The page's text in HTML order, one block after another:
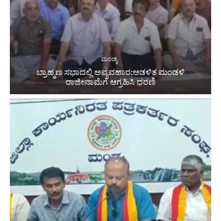
ಮಂಡ್ಯ
ಬ್ರಾಹ್ಮಣ ಸಭಾದಲ್ಲಿ ಅವ್ಯವಹಾರ:ಆಡಳಿತ ಮಂಡಳಿ
ರಾಜೀನಾಮೆಗೆ ಆಗ್ರಹಿಸಿ ಧರಣಿ